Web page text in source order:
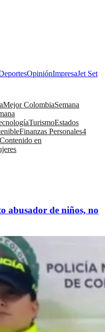
OpiniónImpresaJet Set
Mejor ColombiaSemana
TurismoEstados
Finanzas Personales4
Contenido en
abusador de niños, no